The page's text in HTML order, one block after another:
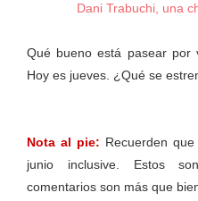
Dani Trabuchi, una
Qué bueno está pasear por
Hoy es jueves. ¿Qué se
Nota al pie: Recuerden
junio inclusive. Estos
comentarios son más que